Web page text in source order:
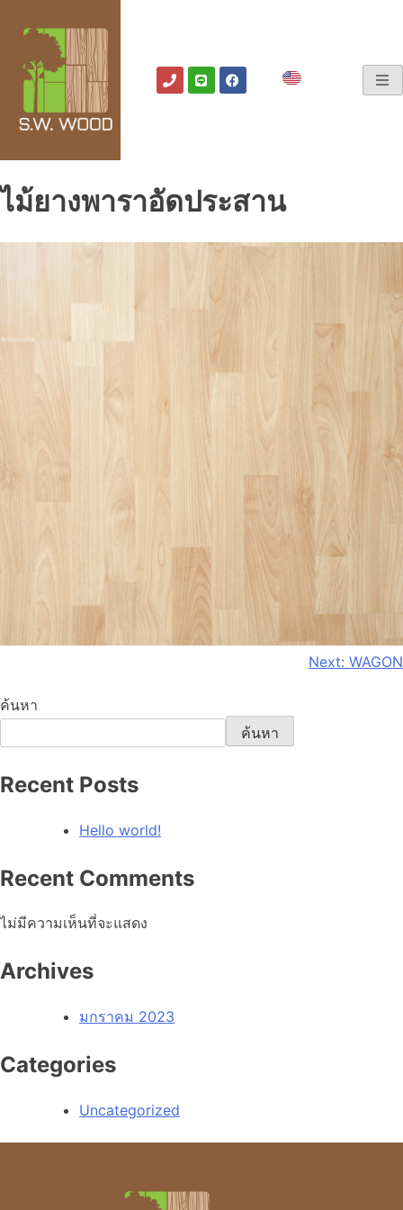
ไม้ยางพาราอัดประสาน
Next: WAGON
ค้นหา
ค้นหา
Recent Posts
Hello world!
Recent Comments
ไม่มีความเห็นที่จะแสดง
Archives
มกราคม 2023
Categories
Uncategorized